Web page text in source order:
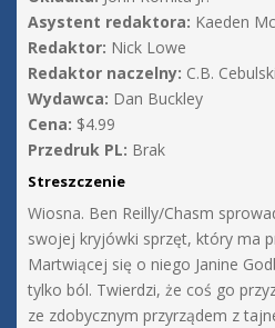
Asystent redaktora: Kaeden
Redaktor: Nick Lowe
Redaktor naczelny: C.B. Cebulski
Wydawca: Dan Buckley
Cena: $4.99
Przedruk PL: Brak
Streszczenie
Wiosna. Ben Reilly/Chasm
swojej kryjówki sprzęt, który ma
Martwiącej się o niego Janine
tylko ból. Twierdzi, że coś go
ze zdobycznym przyrządem z